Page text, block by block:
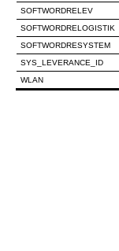
SOFTWORDRELEV
SOFTWORDRELOGISTIK
SOFTWORDRESYSTEM
SYS_LEVERANCE_ID
WLAN